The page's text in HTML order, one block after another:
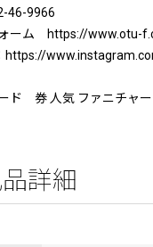
46-9966
ーム https://www.otu-
https://
ド 券 人気 ファニチャ
詳細